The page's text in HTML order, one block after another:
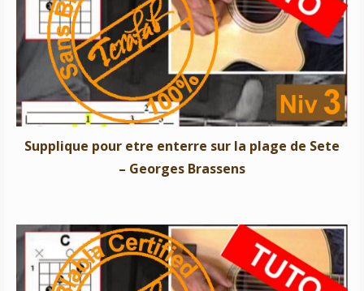
Supplique pour etre enterre sur la plage de Sete –
Georges Brassens
Supplique pour etre enterre sur la plage de Sete
– Georges Brassens